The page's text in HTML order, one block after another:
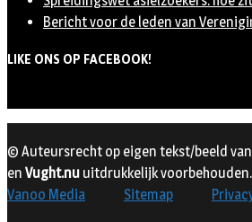
Bericht voor de leden van
LIKE ONS OP FACEBOOK!
© Auteursrecht op eigen tekst/beeld van
en Vught.nu uitdrukkelijk voorbehouden.
Vanoo Media
Sitemap